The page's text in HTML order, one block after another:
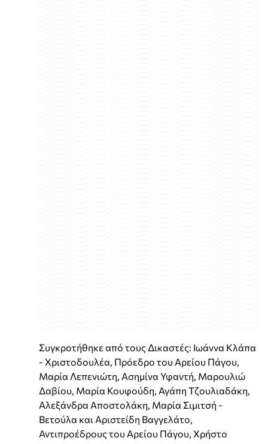
Συγκροτήθηκε από τους Δικαστές: Ιωάννα Κλάπα
- Χριστοδουλέα, Πρόεδρο του Αρείου Πάγου,
Μαρία Λεπενιώτη, Ασημίνα Υφαντή, Μαρουλιώ
Δαβίου, Μαρία Κουφούδη, Αγάπη Τζουλιαδάκη,
Αλεξάνδρα Αποστολάκη, Μαρία Σιμιτσή -
Βετούλα και Αριστείδη Βαγγελάτο,
Αντιπροέδρους του Αρείου Πάγου, Χρήστο